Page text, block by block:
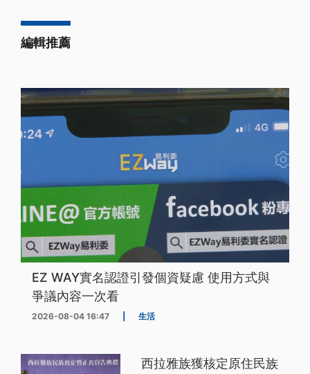
編輯推薦
EZ WAY實名認證引發個資疑慮 使用方式與
爭議內容一次看
2026-08-04 16:47 生活
西拉雅族獲核定原住民族